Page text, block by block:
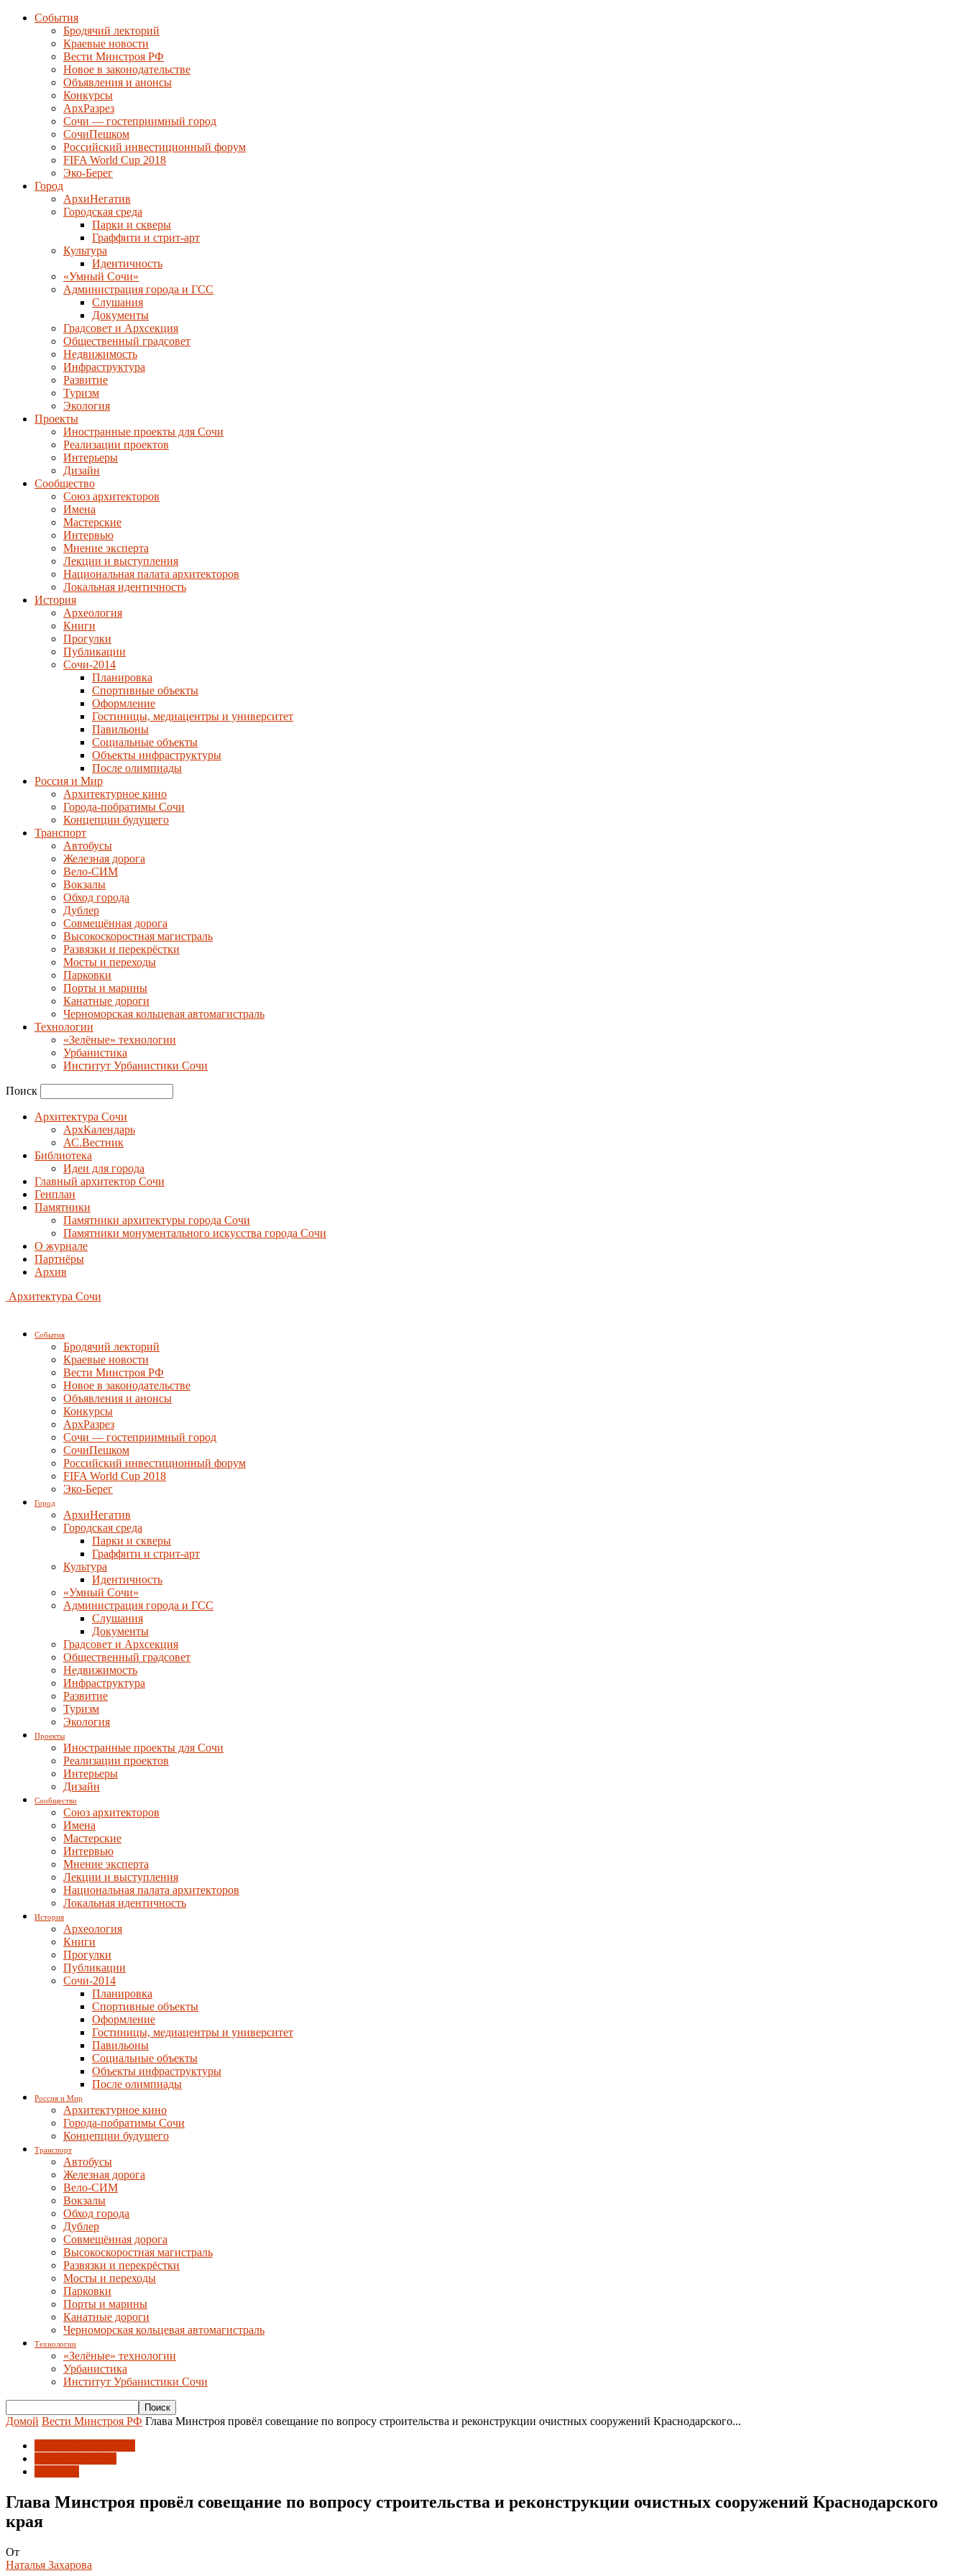
События
Бродячий лекторий
Краевые новости
Вести Минстроя РФ
Новое в законодательстве
Объявления и анонсы
Конкурсы
АрхРазрез
Сочи — гостеприимный город
СочиПешком
Российский инвестиционный форум
FIFA World Cup 2018
Эко-Берег
Город
АрхиНегатив
Городская среда
Парки и скверы
Граффити и стрит-арт
Культура
Идентичность
«Умный Сочи»
Администрация города и ГСС
Слушания
Документы
Градсовет и Архсекция
Общественный градсовет
Недвижимость
Инфраструктура
Развитие
Туризм
Экология
Проекты
Иностранные проекты для Сочи
Реализации проектов
Интерьеры
Дизайн
Сообщество
Союз архитекторов
Имена
Мастерские
Интервью
Мнение эксперта
Лекции и выступления
Национальная палата архитекторов
Локальная идентичность
История
Археология
Книги
Прогулки
Публикации
Сочи-2014
Планировка
Спортивные объекты
Оформление
Гостиницы, медиацентры и университет
Павильоны
Социальные объекты
Объекты инфраструктуры
После олимпиады
Россия и Мир
Архитектурное кино
Города-побратимы Сочи
Концепции будущего
Транспорт
Автобусы
Железная дорога
Вело-СИМ
Вокзалы
Обход города
Дублер
Совмещённая дорога
Высокоскоростная магистраль
Развязки и перекрёстки
Мосты и переходы
Парковки
Порты и марины
Канатные дороги
Черноморская кольцевая автомагистраль
Технологии
«Зелёные» технологии
Урбанистика
Институт Урбанистики Сочи
Поиск
Архитектура Сочи
АрхКалендарь
АС.Вестник
Библиотека
Идеи для города
Главный архитектор Сочи
Генплан
Памятники
Памятники архитектуры города Сочи
Памятники монументального искусства города Сочи
О журнале
Партнёры
Архив
Архитектура Сочи
События
Бродячий лекторий
Краевые новости
Вести Минстроя РФ
Новое в законодательстве
Объявления и анонсы
Конкурсы
АрхРазрез
Сочи — гостеприимный город
СочиПешком
Российский инвестиционный форум
FIFA World Cup 2018
Эко-Берег
Город
АрхиНегатив
Городская среда
Парки и скверы
Граффити и стрит-арт
Культура
Идентичность
«Умный Сочи»
Администрация города и ГСС
Слушания
Документы
Градсовет и Архсекция
Общественный градсовет
Недвижимость
Инфраструктура
Развитие
Туризм
Экология
Проекты
Иностранные проекты для Сочи
Реализации проектов
Интерьеры
Дизайн
Сообщество
Союз архитекторов
Имена
Мастерские
Интервью
Мнение эксперта
Лекции и выступления
Национальная палата архитекторов
Локальная идентичность
История
Археология
Книги
Прогулки
Публикации
Сочи-2014
Планировка
Спортивные объекты
Оформление
Гостиницы, медиацентры и университет
Павильоны
Социальные объекты
Объекты инфраструктуры
После олимпиады
Россия и Мир
Архитектурное кино
Города-побратимы Сочи
Концепции будущего
Транспорт
Автобусы
Железная дорога
Вело-СИМ
Вокзалы
Обход города
Дублер
Совмещённая дорога
Высокоскоростная магистраль
Развязки и перекрёстки
Мосты и переходы
Парковки
Порты и марины
Канатные дороги
Черноморская кольцевая автомагистраль
Технологии
«Зелёные» технологии
Урбанистика
Институт Урбанистики Сочи
Домой Вести Минстроя РФ Глава Минстроя провёл совещание по вопросу строительства и реконструкции очистных сооружений Краснодарского...
Глава Минстроя провёл совещание по вопросу строительства и реконструкции очистных сооружений Краснодарского
края
От
Наталья Захарова